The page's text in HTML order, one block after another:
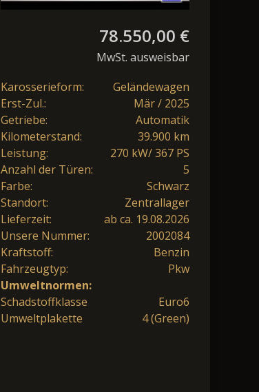
78.550,00 €
MwSt. ausweisbar
Karosserieform:
Geländewagen
Erst-Zul.:
Mär / 2025
Getriebe:
Automatik
Kilometerstand:
39.900 km
Leistung:
270 kW/ 367 PS
Anzahl der Türen:
5
Farbe:
Schwarz
Standort:
Zentrallager
Lieferzeit:
ab ca. 19.08.2026
Unsere Nummer:
2002084
Kraftstoff:
Benzin
Fahrzeugtyp:
Pkw
Umweltnormen:
Schadstoffklasse
Euro6
Umweltplakette
4 (Green)